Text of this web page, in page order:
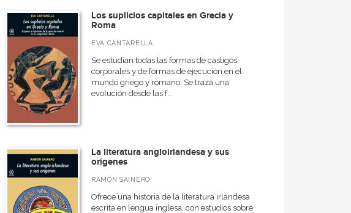
Los suplicios capitales en Grecia y
Roma
EVA CANTARELLA
Se estudian todas las formas de castigos
corporales y de formas de ejecución en el
mundo griego y romano. Se traza una
evolución desde las f...
La literatura angloirlandesa y sus
orígenes
RAMÓN SAINERO
Ofrece una historia de la literatura irlandesa
escrita en lengua inglesa, con estudios sobre